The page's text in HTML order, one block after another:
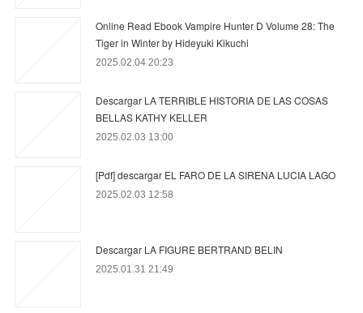
Online Read Ebook Vampire Hunter D Volume 28: The
Tiger in Winter by Hideyuki Kikuchi
2025.02.04 20:23
Descargar LA TERRIBLE HISTORIA DE LAS COSAS
BELLAS KATHY KELLER
2025.02.03 13:00
[Pdf] descargar EL FARO DE LA SIRENA LUCIA LAGO
2025.02.03 12:58
Descargar LA FIGURE BERTRAND BELIN
2025.01.31 21:49